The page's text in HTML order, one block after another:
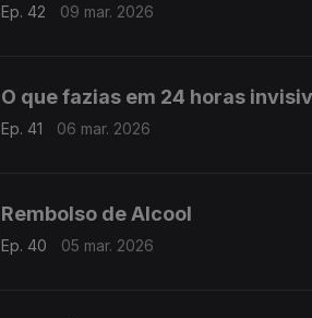
Ep. 42 09 mar. 2026
O que fazias em 24 horas
Ep. 41 06 mar. 2026
Rembolso de Alcool
Ep. 40 05 mar. 2026